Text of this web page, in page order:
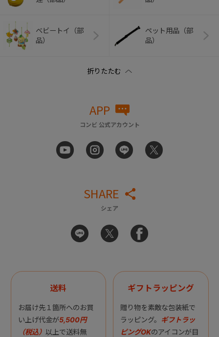
ベビートイ（部
品）
ペット用品（部
品）
APP
コンビ 公式アカウント
SHARE
シェア
送料
お届け先１箇所へのお買
い上げ代金が5,500円
（税込） 以上で送料無
ギフトラッピング
贈り物を素敵な包装紙で
ラッピング。 ギフトラッ
ピングOKのアイコンが目